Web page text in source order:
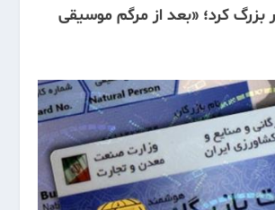
کرد؛ «بعد از مرگم موسیقی